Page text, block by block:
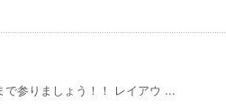
で参りましょう！！ レイアウ ...